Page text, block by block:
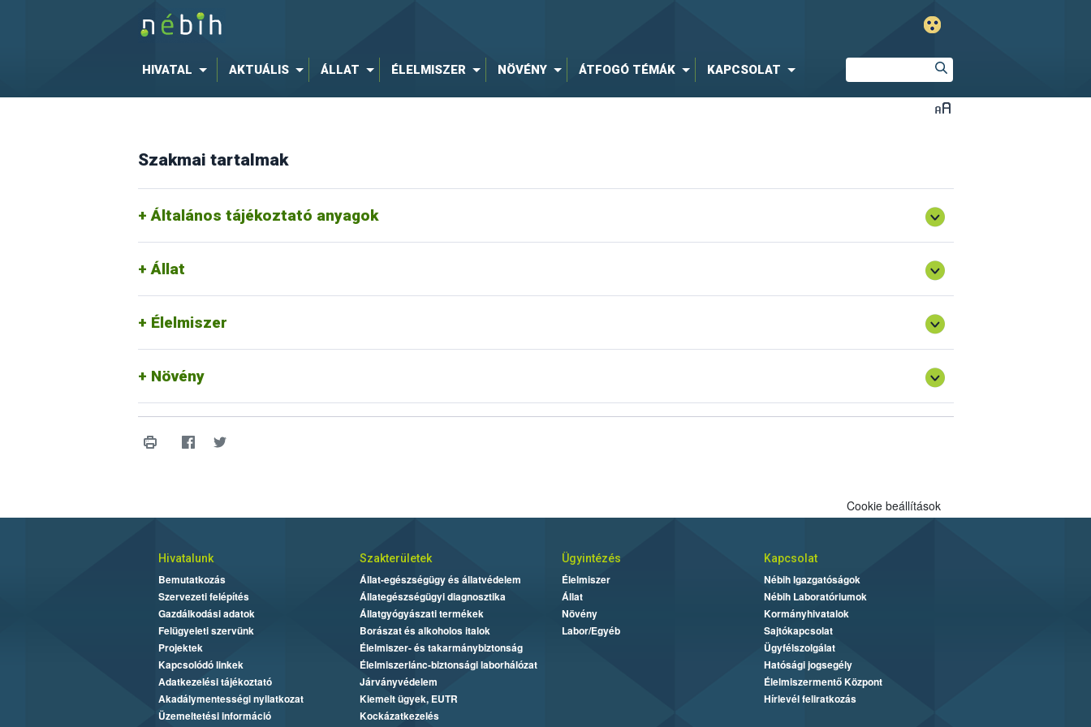
HIVATAL AKTUÁLIS ÁLLAT ÉLELMISZER NÖVÉNY ÁTFOGÓ TÉMÁK KAPCSOLAT
Szakmai tartalmak
Általános tájékoztató anyagok
Állat
Élelmiszer
Növény
Cookie beállítások
Hivatalunk
Bemutatkozás
Szervezeti felépítés
Gazdálkodási adatok
Felügyeleti szervünk
Projektek
Kapcsolódó linkek
Adatkezelési tájékoztató
Akadálymentességi nyilatkozat
Üzemeltetési információ
Szakterületek
Állat-egészségügy és állatvédelem
Állategészségügyi diagnosztika
Állatgyógyászati termékek
Borászat és alkoholos italok
Élelmiszer- és takarmánybiztonság
Élelmiszerlánc-biztonsági laborhálózat
Járványvédelem
Kiemelt ügyek, EUTR
Kockázatkezelés
Ügyintézés
Élelmiszer
Állat
Növény
Labor/Egyéb
Kapcsolat
Nébih Igazgatóságok
Nébih Laboratóriumok
Kormányhivatalok
Sajtókapcsolat
Ügyfélszolgálat
Hatósági jogsegély
Élelmiszermentő Központ
Hírlevél feliratkozás